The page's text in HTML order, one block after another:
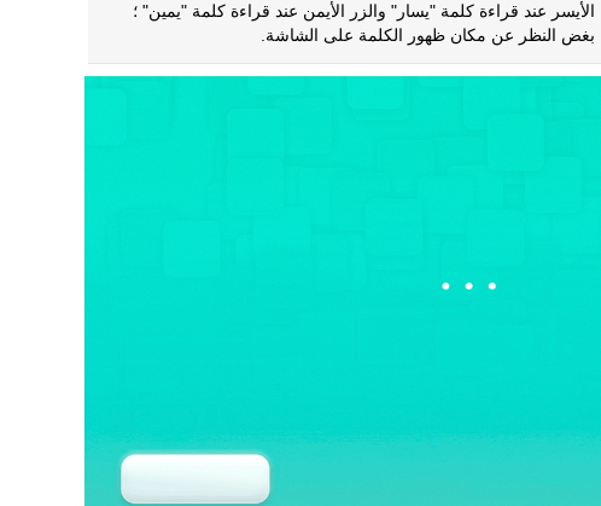
الأيسر عند قراءة كلمة "يسار" والزر الأيمن عند قراءة كلمة "يمين" ؛
بغض النظر عن مكان ظهور الكلمة على الشاشة.